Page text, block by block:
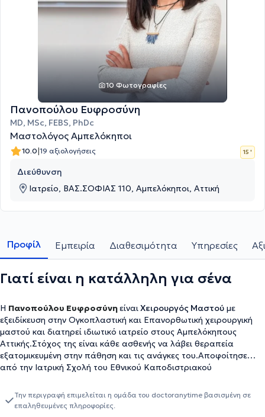
10 Φωτογραφίες
Πανοπούλου Ευφροσύνη
MD, MSc, FEBS, PhDc
Μαστολόγος Αμπελόκηποι
10.0|19 αξιολογήσεις 15 '
Διεύθυνση
Ιατρείο, ΒΑΣ.ΣΟΦΙΑΣ 110, Αμπελόκηποι, Αττική
Προφίλ Εμπειρία Διαθεσιμότητα Υπηρεσίες
Γιατί είναι η κατάλληλη για σένα
Η Πανοπούλου ΕυφροσύνηείναιΧειρουργός Μαστού με
εξειδίκευση στην Ογκοπλαστική και Επανορθωτική χειρουργική
μαστού και διατηρεί ιδιωτικό ιατρείο στους Αμπελόκηπους
Αττικής.Στόχος της είναι κάθε ασθενής να λάβει θεραπεία
εξατομικευμένη στην πάθηση και τις ανάγκες του.Αποφοίτησε
από την Ιατρική Σχολή του Εθνικού Καποδιστριακού
θέμα που σχετίζεται με τον καρκίνο του μαστού.Εξειδικεύτηκε σε
μεγάλα νοσοκομεία του Λονδίνου, Royal
Την περιγραφή επιμελείται η ομάδα του doctoranytime βασισμένη σε
επαληθευμένες πληροφορίες.